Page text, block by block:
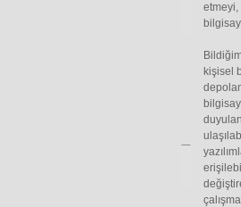
kişisel